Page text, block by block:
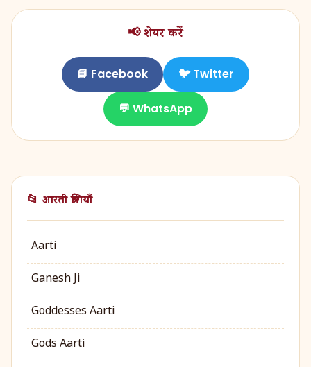
📢 शेयर करें
📘 Facebook 🐦 Twitter
💬 WhatsApp
📂 आरती श्रेणियाँ
Aarti
Ganesh Ji
Goddesses Aarti
Gods Aarti